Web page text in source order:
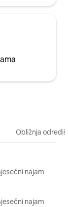
Obližnja
najam
najam